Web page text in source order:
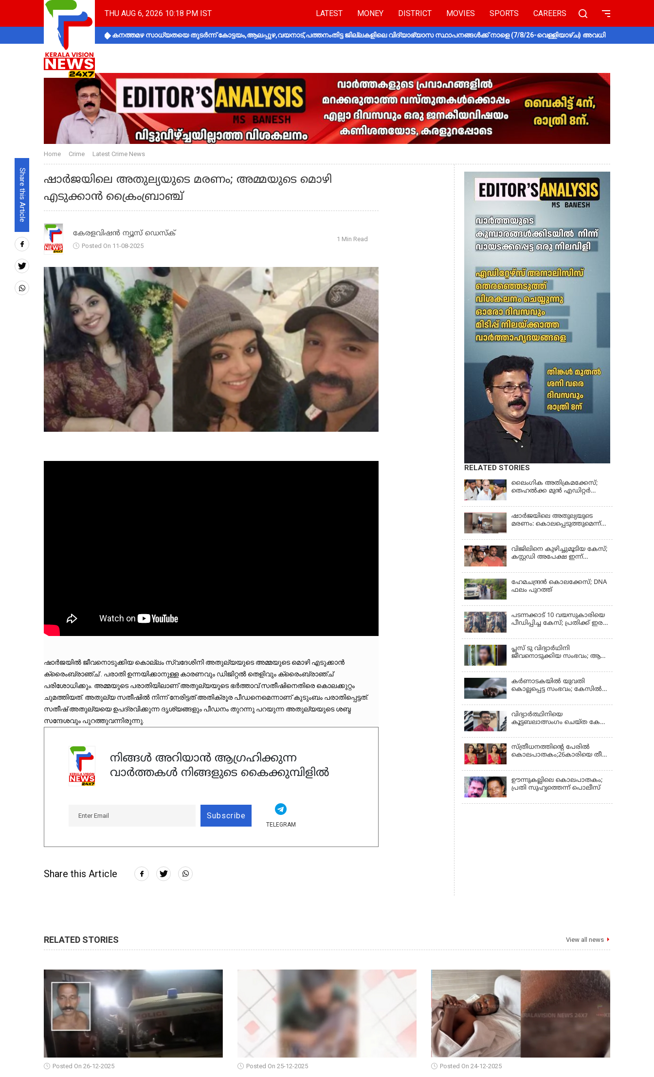
THU AUG 6, 2026 10:18 PM IST LATEST MONEY DISTRICT MOVIES SPORTS CAREERS
കനത്തമഴ സാധ്യതയെ തുടർന്ന് കോട്ടയം,ആലപ്പുഴ,വയനാട്,പത്തനംതിട്ട ജില്ലകളിലെ വിദ്യാഭ്യാസ സ്ഥാപനങ്ങൾക്ക് നാളെ (7/8/26-വെള്ളിയാഴ്ച) അവധി
Share this Article
Home Crime Latest Crime News
ഷാർജയിലെ അതുല്യയുടെ മരണം; അമ്മയുടെ മൊഴി
എടുക്കാൻ ക്രൈംബ്രാഞ്ച്
കേരളവിഷൻ ന്യൂസ് ഡെസ്‌ക്
Posted On 11-08-2025
1 Min Read
ഷാര്‍ജയില്‍ ജീവനൊടുക്കിയ കൊല്ലം സ്വദേശിനി അതുല്യയുടെ അമ്മയുടെ മൊഴി എടുക്കാന്‍
ക്രൈംബ്രാഞ്ച് . പരാതി ഉന്നയിക്കാനുള്ള കാരണവും ഡിജിറ്റല്‍ തെളിവും ക്രൈംബ്രാഞ്ച്
പരിശോധിക്കും. അമ്മയുടെ പരാതിയിലാണ് അതുല്യയുടെ ഭര്‍ത്താവ് സതീഷിനെതിരെ കൊലക്കുറ്റം
ചുമത്തിയത്. അതുല്യ സതീഷില്‍ നിന്ന് നേരിട്ടത് അതിക്രൂര പീഡനെമെന്നാണ് കുടുംബം പരാതിപ്പെട്ടത്.
സതീഷ് അതുല്യയെ ഉപദ്രവിക്കുന്ന ദൃശ്യങ്ങളും പീഡനം തുറന്നു പറയുന്ന അതുല്യയുടെ ശബ്ദ
സന്ദേശവും പുറത്തുവന്നിരുന്നു.
നിങ്ങൾ അറിയാൻ ആഗ്രഹിക്കുന്ന
വാർത്തകൾ നിങ്ങളുടെ കൈക്കുമ്പിളിൽ
Subscribe
TELEGRAM
Share this Article
RELATED STORIES
ലൈംഗിക അതിക്രമക്കേസ്;
തെഹല്‍ക്ക മുന്‍ എഡിറ്റര്‍
ഷാർജയിലെ അതുല്യയുടെ
മരണം: കൊലപ്പെടുത്തുമെന്ന്
ദൃശ്യങ്ങൾ പുറത്ത്
വിജിലിനെ കുഴിച്ചുമൂടിയ കേസ്;
കസ്റ്റഡി അപേക്ഷ ഇന്ന്
ഹേമചന്ദ്രൻ കൊലക്കേസ്; DNA
ഫലം പുറത്ത്
പടന്നക്കാട് 10 വയസുകാരിയെ
പീഡിപ്പിച്ച കേസ്; പ്രതിക്ക് ഇരട്ട
തടവും ശിക്ഷ
പ്ലസ് ടു വിദ്യാര്‍ഥിനി
ജീവനൊടുക്കിയ സംഭവം; ആണ്‍
കര്‍ണാടകയില്‍ യുവതി
കൊല്ലപ്പെട്ട സംഭവം; കേസില്‍
കസ്റ്റഡിയില്‍
വിദ്യാർത്ഥിനിയെ
കൂട്ടബലാത്സംഗം ചെയ്ത കേസ്;
സ്ത്രീധനത്തിന്റെ പേരില്‍
കൊലപാതകം;26കാരിയെ തീ
ഊന്നുകല്ലിലെ കൊലപാതകം;
പ്രതി സുഹൃത്തെന്ന് പൊലീസ്
RELATED STORIES View all news
Posted On 26-12-2025 Posted On 25-12-2025 Posted On 24-12-2025